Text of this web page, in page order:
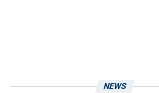
NEWS